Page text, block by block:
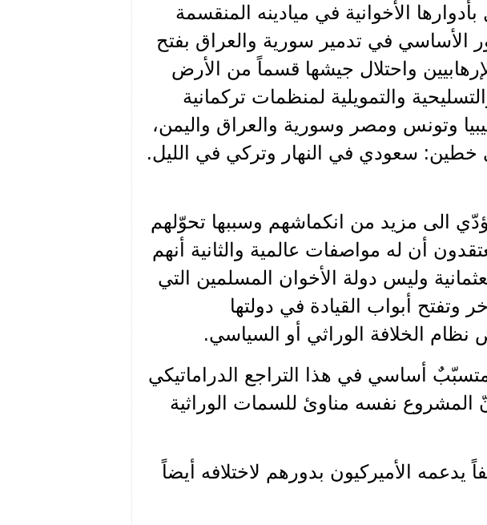
الأخوانية في ميادينه المنقسمة
الأساسي في تدمير سورية والعراق بفتح
واحتلال جيشها قسماً من الأرض
والتمويلية لمنظمات تركمانية
وتونس ومصر وسورية والعراق واليمن،
سعودي في النهار وتركي في الليل.
الى مزيد من انكماشهم وسببها تحوّلهم
أن له مواصفات عالمية والثانية أنهم
وليس دولة الأخوان المسلمين التي
وتفتح أبواب القيادة في دولتها
الخلافة الوراثي أو السياسي.
أساسي في هذا التراجع الدراماتيكي
المشروع نفسه مناوئ للسمات الوراثية
يدعمه الأميركيون بدورهم لاختلافه أيضاً